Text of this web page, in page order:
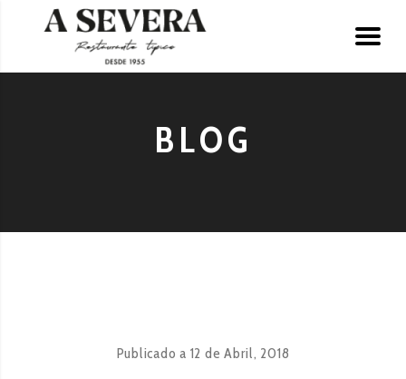
BLOG
Publicado a 12 de Abril, 2018